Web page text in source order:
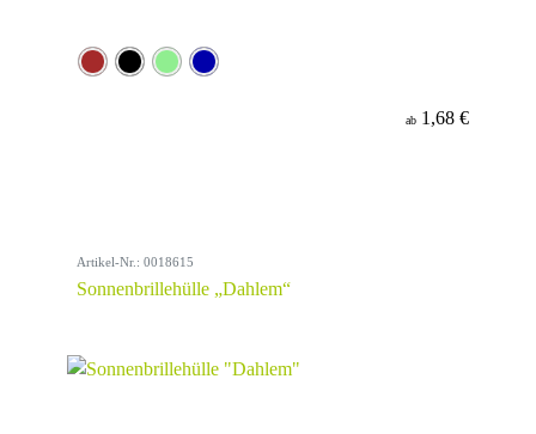
ab 1,68 €
Artikel-Nr.: 0018615
Sonnenbrillehülle „Dahlem“